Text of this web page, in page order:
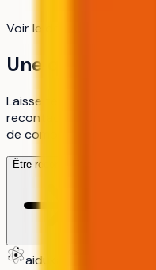
Voir le détail du calcul
Une question
Laisse tes coordonnées,
recontacte pour en
de compte.
Être recontacté
aiduka